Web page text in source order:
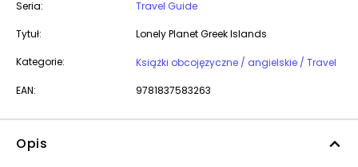
Seria:
Travel Guide
Tytuł: Lonely Planet Greek Islands
Kategorie: Książki obcojęzyczne / angielskie / Travel
EAN: 9781837583263
Opis